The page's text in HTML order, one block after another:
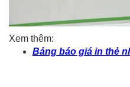
Xem thêm:
Bảng báo giá in thẻ